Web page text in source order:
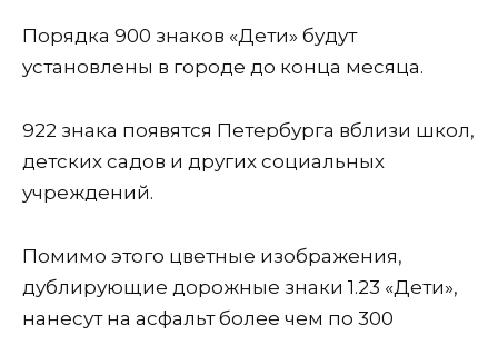
Порядка 900 знаков «Дети» будут
установлены в городе до конца месяца.
922 знака появятся Петербурга вблизи школ,
детских садов и других социальных
учреждений.
Помимо этого цветные изображения,
дублирующие дорожные знаки 1.23 «Дети»,
нанесут на асфальт более чем по 300